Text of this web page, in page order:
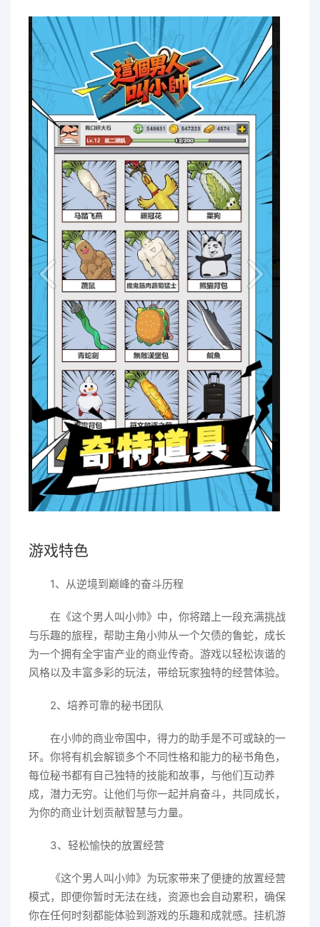
游戏特色
1、从逆境到巅峰的奋斗历程
在《这个男人叫小帅》中，你将踏上一段充满挑战
与乐趣的旅程，帮助主角小帅从一个欠债的鲁蛇，成长
为一个拥有全宇宙产业的商业传奇。游戏以轻松诙谐的
风格以及丰富多彩的玩法，带给玩家独特的经营体验。
2、培养可靠的秘书团队
在小帅的商业帝国中，得力的助手是不可或缺的一
环。你将有机会解锁多个不同性格和能力的秘书角色，
每位秘书都有自己独特的技能和故事，与他们互动养
成，潜力无穷。让他们与你一起并肩奋斗，共同成长，
为你的商业计划贡献智慧与力量。
3、轻松愉快的放置经营
《这个男人叫小帅》为玩家带来了便捷的放置经营
模式，即便你暂时无法在线，资源也会自动累积，确保
你在任何时刻都能体验到游戏的乐趣和成就感。挂机游